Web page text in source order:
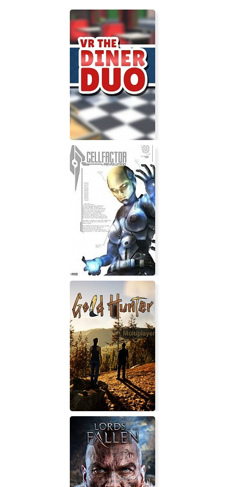
VR The Diner Duo
CellFactor: Revolution